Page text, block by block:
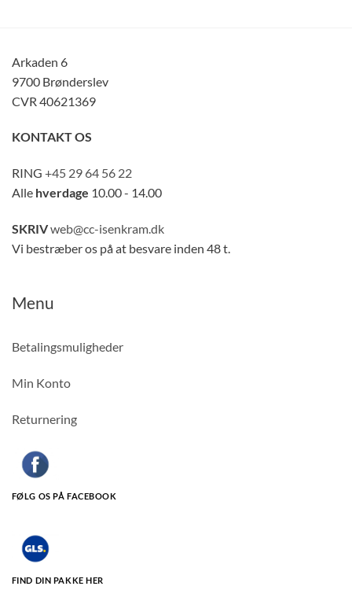
Arkaden 6
9700 Brønderslev
CVR 40621369
KONTAKT OS
RING +45 29 64 56 22
Alle hverdage 10.00 - 14.00
SKRIVweb@cc-isenkram.dk
Vi bestræber os på at besvare inden 48 t.
Menu
Betalingsmuligheder
Min Konto
Returnering
FØLG OS PÅ FACEBOOK
FIND DIN PAKKE HER